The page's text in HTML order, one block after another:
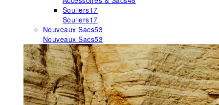
Souliers17
Souliers17
Nouveaux Sacs53
Nouveaux Sacs53